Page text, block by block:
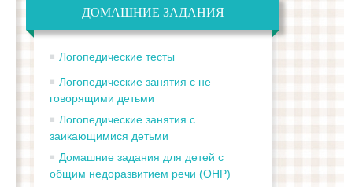
ДОМАШНИЕ ЗАДАНИЯ
Логопедические тесты
Логопедические занятия с не
говорящими детьми
Логопедические занятия с
заикающимися детьми
Домашние задания для детей с
общим недоразвитием речи (ОНР)